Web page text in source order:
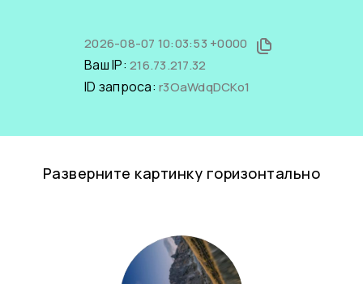
2026-08-07 10:03:53 +0000
Ваш IP: 216.73.217.32
ID запроса: r3OaWdqDCKo1
Разверните картинку горизонтально